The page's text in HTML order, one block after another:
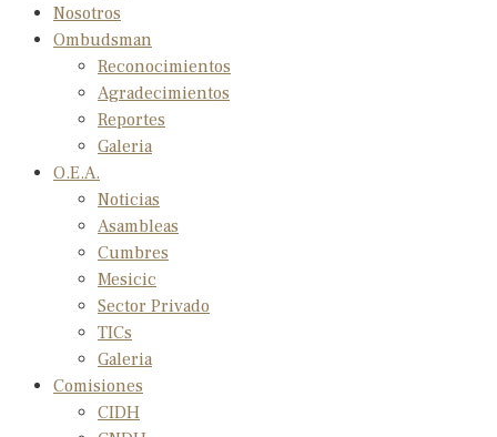
Nosotros
Ombudsman
Reconocimientos
Agradecimientos
Reportes
Galeria
O.E.A.
Noticias
Asambleas
Cumbres
Mesicic
Sector Privado
TICs
Galeria
Comisiones
CIDH